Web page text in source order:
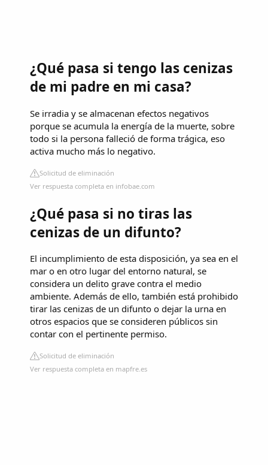
¿Qué pasa si tengo las cenizas
de mi padre en mi casa?
Se irradia y se almacenan efectos negativos
porque se acumula la energía de la muerte, sobre
todo si la persona falleció de forma trágica, eso
activa mucho más lo negativo.
Solicitud de eliminación
Ver respuesta completa en infobae.com
¿Qué pasa si no tiras las
cenizas de un difunto?
El incumplimiento de esta disposición, ya sea en el
mar o en otro lugar del entorno natural, se
considera un delito grave contra el medio
ambiente. Además de ello, también está prohibido
tirar las cenizas de un difunto o dejar la urna en
otros espacios que se consideren públicos sin
contar con el pertinente permiso.
Solicitud de eliminación
Ver respuesta completa en mapfre.es